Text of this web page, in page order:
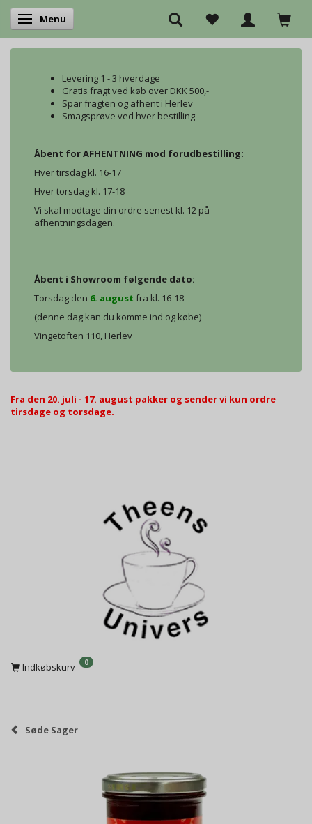
Skifte navigation
Menu
Levering 1 - 3 hverdage
Gratis fragt ved køb over DKK 500,-
Spar fragten og afhent i Herlev
Smagsprøve ved hver bestilling
Åbent for AFHENTNING mod forudbestilling:
Hver tirsdag kl. 16-17
Hver torsdag kl. 17-18
Vi skal modtage din ordre senest kl. 12 på
afhentningsdagen.
Åbent i Showroom følgende dato:
Torsdag den 6. august fra kl. 16-18
(denne dag kan du komme ind og købe)
Vingetoften 110, Herlev
Fra den 20. juli - 17. august pakker og sender vi kun ordre
tirsdage og torsdage.
Indkøbskurv 0
Søde Sager